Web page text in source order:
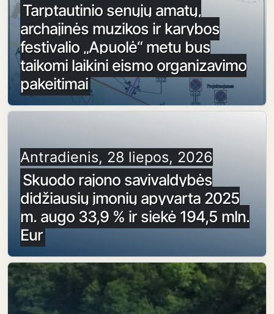
Tarptautinio senųjų amatų,
archajinės muzikos ir karybos
festivalio „Apuolė“ metu bus
taikomi laikini eismo organizavimo
pakeitimai
Antradienis, 28 liepos, 2026
Skuodo rajono savivaldybės
didžiausių įmonių apyvarta 2025
m. augo 33,9 % ir siekė 194,5 mln.
Eur